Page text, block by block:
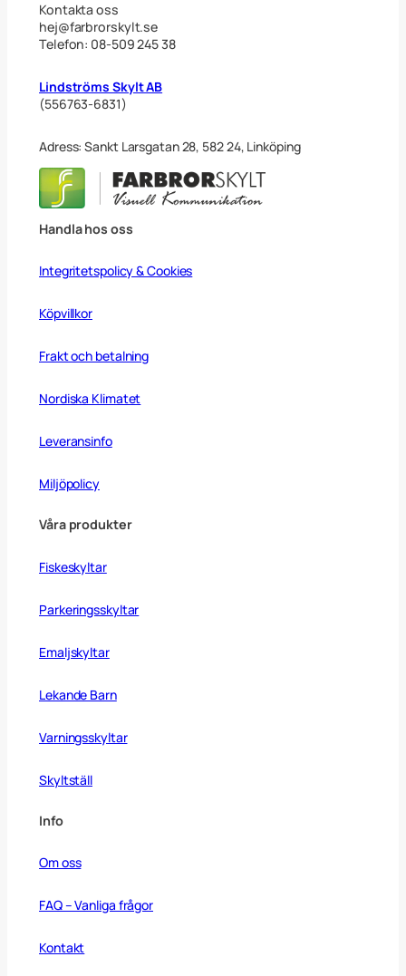
l
å
m
e
G
u
l
5
4
5
c
m
n
g
Kontakta oss
hej@farbrorskylt.se
Telefon: 08-509 245 38
Lindströms Skylt AB
(556763-6831)
Adress: Sankt Larsgatan 28, 582 24, Linköping
Handla hos oss
Integritetspolicy & Cookies
Köpvillkor
Frakt och betalning
Nordiska Klimatet
Leveransinfo
Miljöpolicy
Våra produkter
Fiskeskyltar
Parkeringsskyltar
Emaljskyltar
Lekande Barn
Varningsskyltar
Skyltställ
Info
Om oss
FAQ – Vanliga frågor
Kontakt